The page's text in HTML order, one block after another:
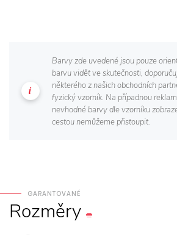
Barvy zde uvedené jsou pouze
barvu vidět ve skutečnosti,
některého z našich obchodních
fyzický vzorník. Na případnou
nevhodné barvy dle vzorníku
cestou nemůžeme přistoupit.
GARANTOVANÉ
Rozměry